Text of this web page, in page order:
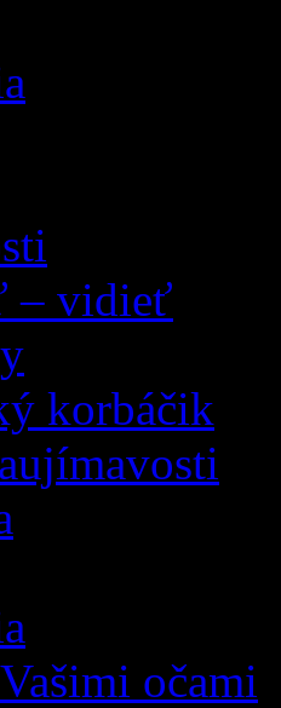
– vidieť
korbáčik
očami